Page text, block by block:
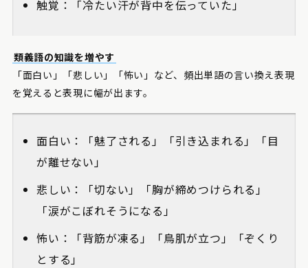
触覚：「冷たい汗が背中を伝っていた」
類義語の知識を増やす
「面白い」「悲しい」「怖い」など、頻出単語の言い換え表現
を覚えると表現に幅が出ます。
面白い：「魅了される」「引き込まれる」「目
が離せない」
悲しい：「切ない」「胸が締めつけられる」
「涙がこぼれそうになる」
怖い：「背筋が凍る」「鳥肌が立つ」「ぞくり
とする」